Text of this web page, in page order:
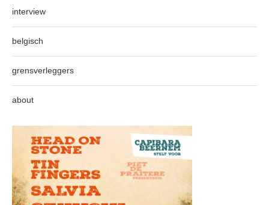
interview
belgisch
grensverleggers
about